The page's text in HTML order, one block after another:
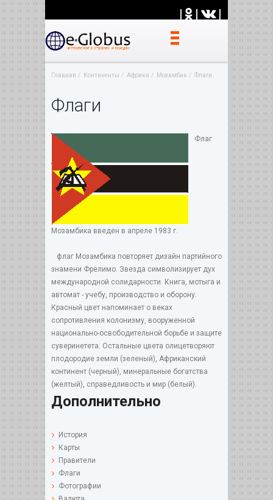
| | |
Главная Континенты Африка Мозамбик Флаги
Флаги
Флаг
Мозамбика введен в апреле 1983 г.
флаг Мозамбика повторяет дизайн партийного
знамени Фрелимо. Звезда символизирует дух
международной солидарности. Книга, мотыга и
автомат - учебу, производство и оборону.
Красный цвет напоминает о веках
сопротивления колонизму, вооруженной
национально-освободительной борьбе и защите
суверинетета. Остальные цвета олицетворяют
плодородие земли (зеленый), Африканский
континент (черный), минеральные богатства
(желтый), справедливость и мир (белый).
Дополнительно
История
Карты
Правители
Флаги
Фотографии